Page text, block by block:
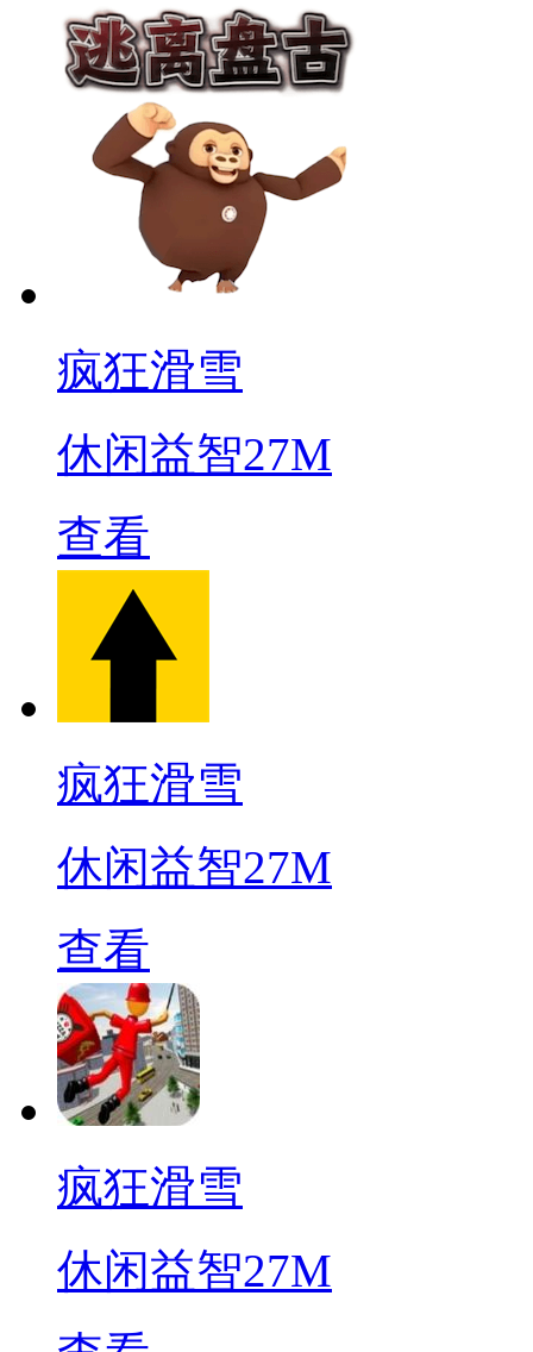
疯狂滑雪
休闲益智27M
查看
疯狂滑雪
休闲益智27M
查看
疯狂滑雪
休闲益智27M